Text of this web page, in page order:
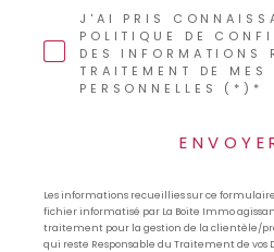
J'AI PRIS
POLITIQUE DE
DES INFORMATIONS
TRAITEMENT DE MES
PERSONNELLES (*)*
Les informations recueillies sur ce
fichier informatisé par La Boite Immo
traitement pour la gestion de la clientèle/
qui reste Responsable du Traitement de vos